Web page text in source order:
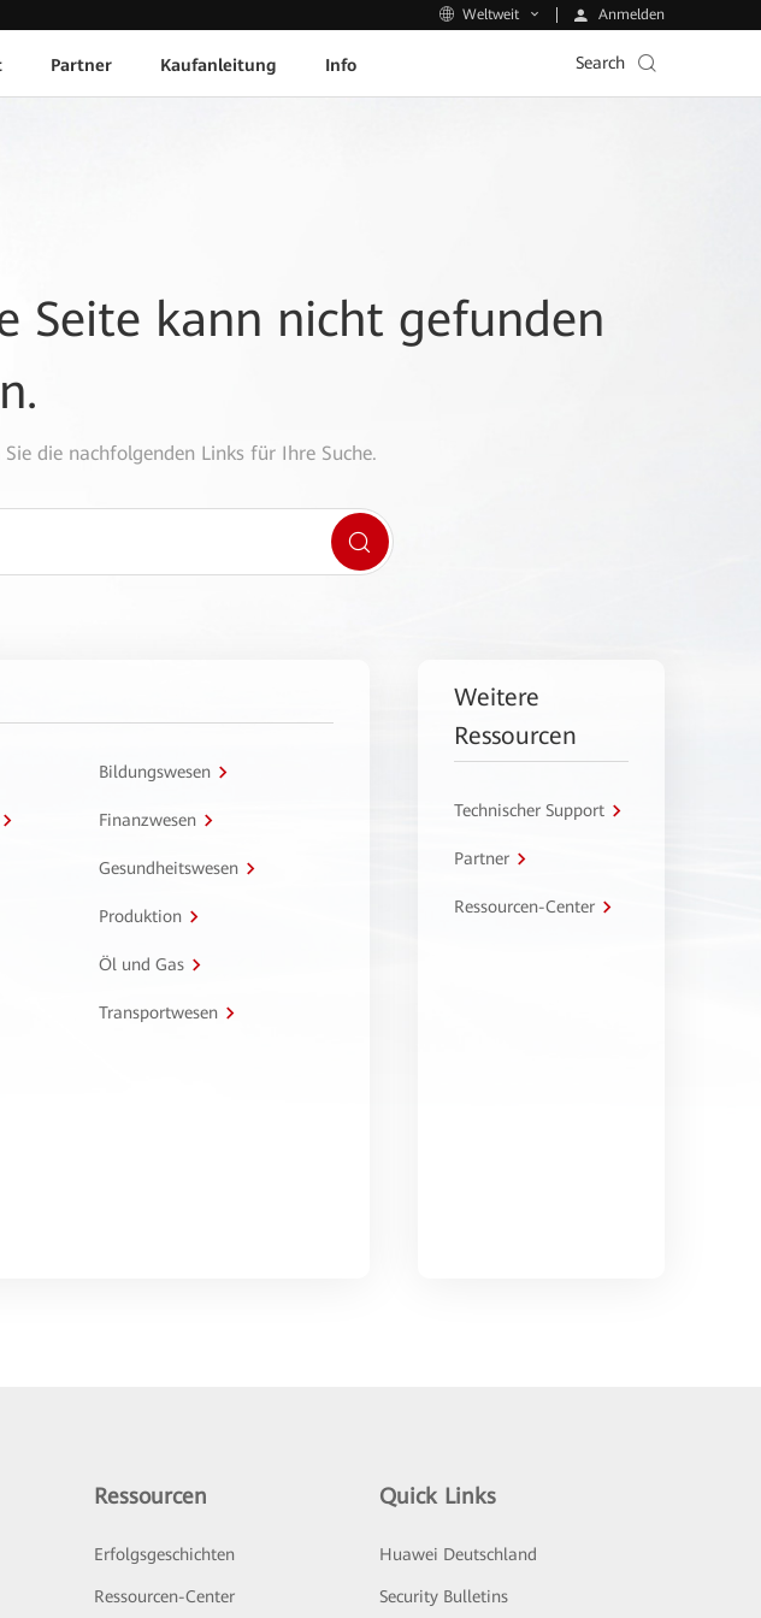
Weltweit Anmelden
Partner Kaufanleitung Info Search
Seite kann nicht gefunden
die nachfolgenden Links für Ihre Suche.
Bildungswesen
Finanzwesen
Gesundheitswesen
Produktion
Öl und Gas
Transportwesen
Weitere
Ressourcen
Technischer Support
Partner
Ressourcen-Center
Ressourcen
Erfolgsgeschichten
Ressourcen-Center
Quick Links
Huawei Deutschland
Security Bulletins